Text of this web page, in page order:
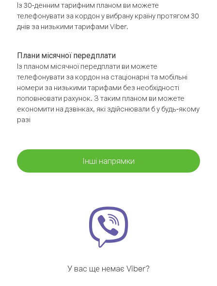
Із 30-денним тарифним планом ви можете
телефонувати за кордон у вибрану країну протягом 30
днів за низькими тарифами Viber.
Плани місячної передплати
Із планом місячної передплати ви можете
телефонувати за кордон на стаціонарні та мобільні
номери за низькими тарифами без необхідності
поповнювати рахунок. З таким планом ви можете
економити на дзвінках, які здійснювали б у будь-якому
разі
Інші напрямки
У вас ще немає Viber?